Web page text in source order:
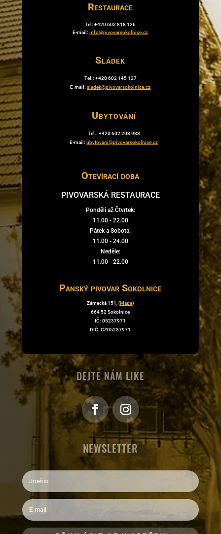
Restaurace
Tel: +420 602 818 126
E-mail:info@pivovarsokolnice.cz
Sládek
Tel.: +420 602 145 127
E-mail:sladek@pivovarsokolnice.cz
Ubytování
Tel.: +420 602 203 983
E-mail:ubytovani@pivovarsokolnice.cz
Otevírací doba
PIVOVARSKÁ RESTAURACE
Pondělí až Čtvrtek:
11.00 - 22.00
Pátek a Sobota:
11.00 - 24.00
Neděle:
11.00 - 22.00
Panský pivovar Sokolnice
Zámecká 151, (Mapa)
664 52 Sokolnice
IČ: 05237971
DIČ: CZ05237971
DEJTE NÁM LIKE
NEWSLETTER